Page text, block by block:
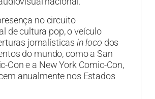
no circuito
de cultura pop, o veículo
jornalísticas in loco dos
do mundo, como a San
Con e a New York Comic-Con,
anualmente nos Estados